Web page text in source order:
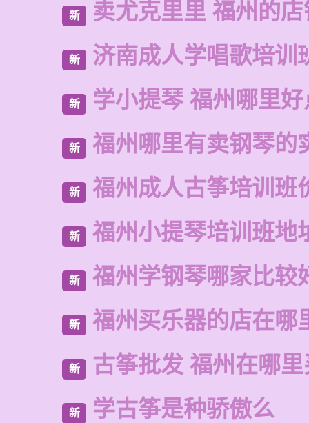
新 卖尤克里里 福州的
新 济南成人学唱歌培训
新 学小提琴 福州哪里
新 福州哪里有卖钢琴的
新 福州成人古筝培训班
新 福州小提琴培训班地
新 福州学钢琴哪家比较
新 福州买乐器的店在哪
新 古筝批发 福州在哪
新 学古筝是种骄傲么